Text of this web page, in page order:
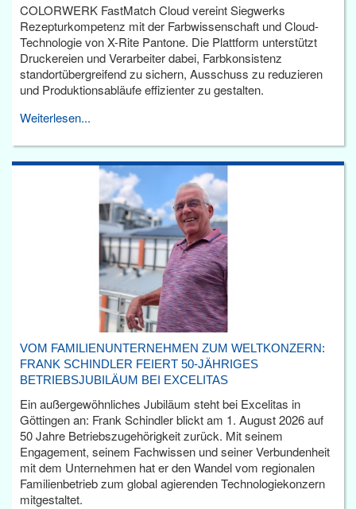
COLORWERK FastMatch Cloud vereint Siegwerks
Rezepturkompetenz mit der Farbwissenschaft und Cloud-
Technologie von X-Rite Pantone. Die Plattform unterstützt
Druckereien und Verarbeiter dabei, Farbkonsistenz
standortübergreifend zu sichern, Ausschuss zu reduzieren
und Produktionsabläufe effizienter zu gestalten.
Weiterlesen...
VOM FAMILIENUNTERNEHMEN ZUM WELTKONZERN:
FRANK SCHINDLER FEIERT 50-JÄHRIGES
BETRIEBSJUBILÄUM BEI EXCELITAS
Ein außergewöhnliches Jubiläum steht bei Excelitas in
Göttingen an: Frank Schindler blickt am 1. August 2026 auf
50 Jahre Betriebszugehörigkeit zurück. Mit seinem
Engagement, seinem Fachwissen und seiner Verbundenheit
mit dem Unternehmen hat er den Wandel vom regionalen
Familienbetrieb zum global agierenden Technologiekonzern
mitgestaltet.